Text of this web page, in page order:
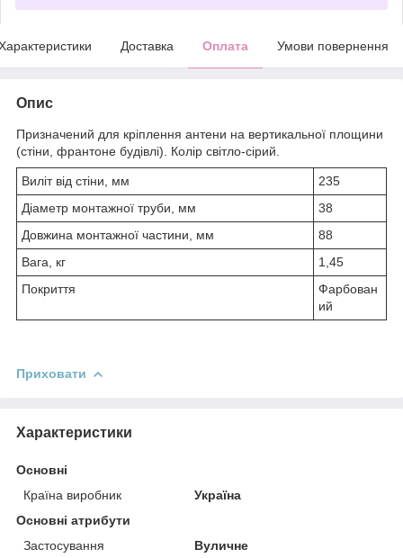
Доставка Оплата Умови повернення
Опис
Призначений для кріплення антени на вертикальної площини
(стіни, франтоне будівлі). Колір світло-сірий.
Виліт від стіни, мм
235
Діаметр монтажної труби, мм
38
Довжина монтажної частини, мм
88
Вага, кг
1,45
Покриття
Фарбован
ий
Приховати
Характеристики
Основні
Країна виробник
Україна
Основні атрибути
Застосування
Вуличне